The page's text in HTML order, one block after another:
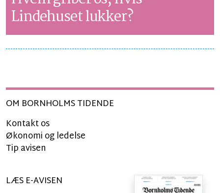
Lindehuset lukker?
OM BORNHOLMS TIDENDE
Kontakt os
Økonomi og ledelse
Tip avisen
LÆS E-AVISEN